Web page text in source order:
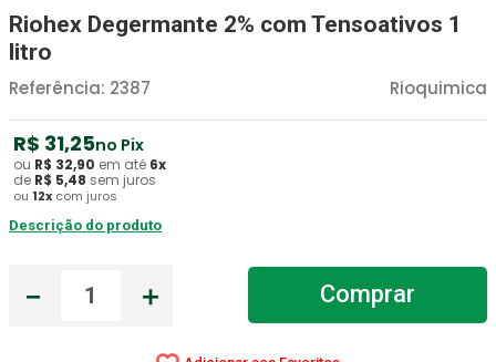
Riohex Degermante 2% com Tensoativos 1
litro
Rioquimica
Referência: 2387
R$ 31,25no Pix
ou R$ 32,90 em até 6x
de R$ 5,48 sem juros
ou 12x com juros
Descrição do produto
＋
－ Comprar
2 Fralda Geriatrica
3º Luva Latex
4º Estetoscopio Littmann
5 º Aparelho Pressão
6º Littmann
7º Absorvente Geriatrico